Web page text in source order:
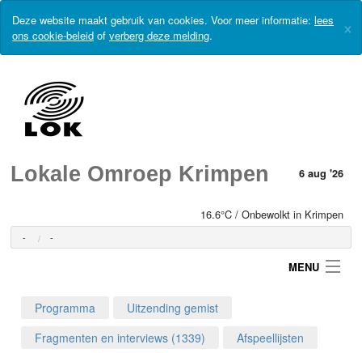
Deze website maakt gebruik van cookies. Voor meer informatie: lees
ons cookie-beleid of verberg deze melding. ×
Lokale Omroep Krimpen 6 aug '26
16.6°C / Onbewolkt in Krimpen
- -
MENU
Programma
Uitzending gemist
Fragmenten en interviews (1339)
Afspeellijsten